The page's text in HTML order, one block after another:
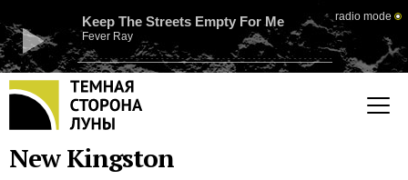
Keep The Streets Empty For Me
Fever Ray
radio mode
New Kingston